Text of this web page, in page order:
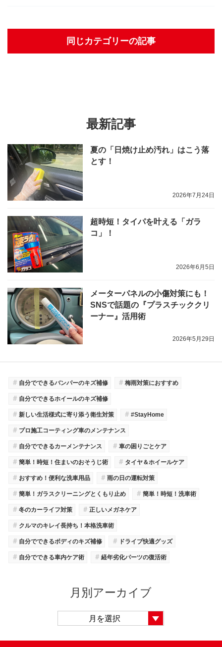
同じカテゴリーの記事
最新記事
夏の「日焼け止め汚れ」はこう落
とす！
2026年7月24日
超時短！タイパを叶える「ガラ
コ」！
2026年6月5日
メーターパネルの小傷対策にも！
SNSで話題の『プラスチッククリ
ーナー』活用術
2026年5月29日
＃ 自分でできるバンパーのキズ補修 ＃ 梅雨対策におすすめ
＃ 自分でできるホイールのキズ補修
＃ 新しい生活様式に寄り添う衛生対策 ＃ #StayHome
＃ プロ施工コーティング車のメンテナンス
＃ 自分でできるカーメンテナンス ＃ 車の困りごとケア
＃ 簡単！時短！住まいのおそうじ術 ＃ タイヤ＆ホイールケア
＃ おすすめ！便利な洗車用品 ＃ 雨の日の運転対策
＃ 簡単！ガラスクリーニングとくもり止め ＃ 簡単！時短！洗車術
＃ 冬のカーライフ対策 ＃ 正しいメガネケア
＃ クルマのキレイ長持ち！本格洗車術
＃ 自分でできるボディのキズ補修 ＃ ドライブ快適グッズ
＃ 自分でできる車内ケア術 ＃ 経年劣化パーツの復活術
月別アーカイブ